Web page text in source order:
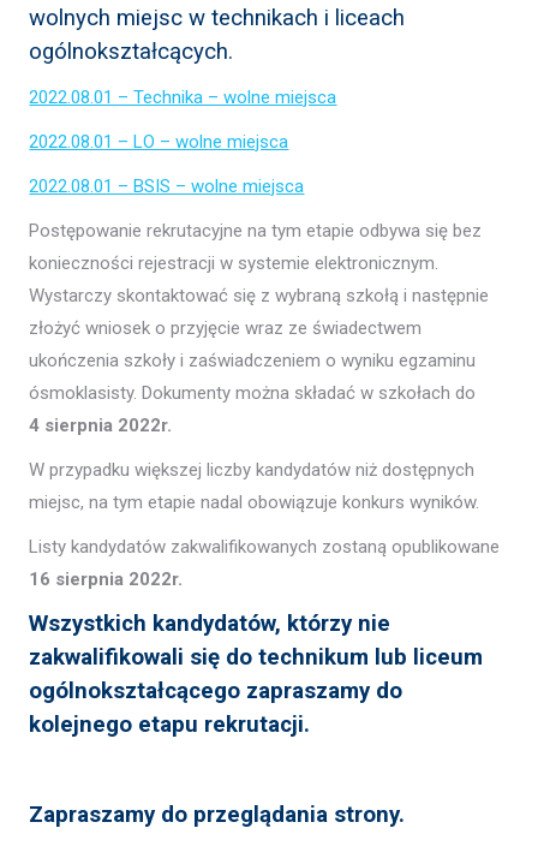
wolnych miejsc w technikach i liceach
ogólnokształcących.
2022.08.01 – Technika – wolne miejsca
2022.08.01 – LO – wolne miejsca
2022.08.01 – BSIS – wolne miejsca
Postępowanie rekrutacyjne na tym etapie odbywa się bez
konieczności rejestracji w systemie elektronicznym.
Wystarczy skontaktować się z wybraną szkołą i następnie
złożyć wniosek o przyjęcie wraz ze świadectwem
ukończenia szkoły i zaświadczeniem o wyniku egzaminu
ósmoklasisty. Dokumenty można składać w szkołach do
4 sierpnia 2022r.
W przypadku większej liczby kandydatów niż dostępnych
miejsc, na tym etapie nadal obowiązuje konkurs wyników.
Listy kandydatów zakwalifikowanych zostaną opublikowane
16 sierpnia 2022r.
Wszystkich kandydatów, którzy nie
zakwalifikowali się do technikum lub liceum
ogólnokształcącego zapraszamy do
kolejnego etapu rekrutacji.
Zapraszamy do przeglądania strony.